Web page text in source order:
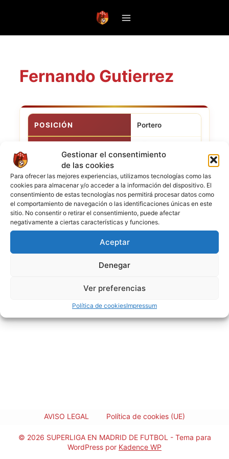
Gestionar el consentimiento
de las cookies
Para ofrecer las mejores experiencias, utilizamos tecnologías como las
cookies para almacenar y/o acceder a la información del dispositivo. El
consentimiento de estas tecnologías nos permitirá procesar datos como
el comportamiento de navegación o las identificaciones únicas en este
sitio. No consentir o retirar el consentimiento, puede afectar
negativamente a ciertas características y funciones.
Aceptar
Denegar
Ver preferencias
Política de cookiesImpressum
Fernando Gutierrez
POSICIÓN Portero
CLUB ACTUAL
Candelaria
NACIONALIDAD
FECHA DE NACIMIENTO
12 de agosto de
2006
AVISO LEGAL Política de cookies (UE)
© 2026 SUPERLIGA EN MADRID DE FUTBOL - Tema para
WordPress por Kadence WP